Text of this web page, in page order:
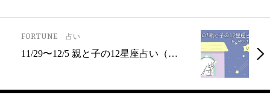
FORTUNE 占い
11/29〜12/5 親と子の12星座占い（…